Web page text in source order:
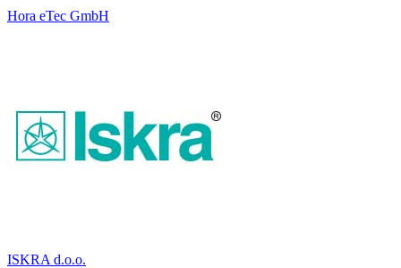
Hora eTec GmbH
ISKRA d.o.o.